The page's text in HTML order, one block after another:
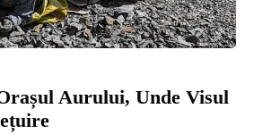
Aurului, Unde Visul